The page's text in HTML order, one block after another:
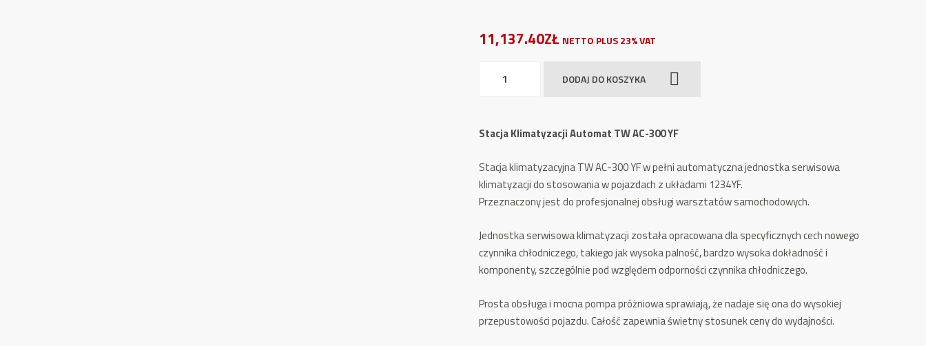
11,137.40ZŁ NETTO PLUS 23% VAT
Stacja
TW
300
YF
DODAJ DO KOSZYKA
Stacja Klimatyzacji Automat TW AC-300 YF
Stacja klimatyzacyjna TW AC-300 YF w pełni automatyczna jednostka serwisowa
klimatyzacji do stosowania w pojazdach z układami 1234YF.
Przeznaczony jest do profesjonalnej obsługi warsztatów samochodowych.
Jednostka serwisowa klimatyzacji została opracowana dla specyficznych cech nowego
czynnika chłodniczego, takiego jak wysoka palność, bardzo wysoka dokładność i
komponenty, szczególnie pod względem odporności czynnika chłodniczego.
Prosta obsługa i mocna pompa próżniowa sprawiają, że nadaje się ona do wysokiej
przepustowości pojazdu. Całość zapewnia świetny stosunek ceny do wydajności.